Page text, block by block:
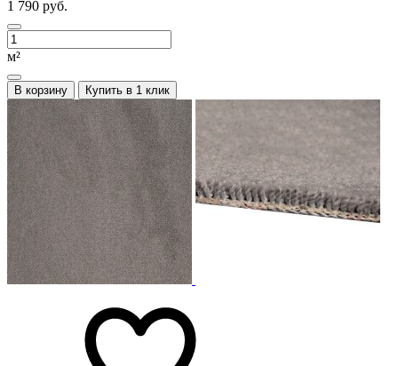
1 790 руб.
м²
В корзину Купить в 1 клик